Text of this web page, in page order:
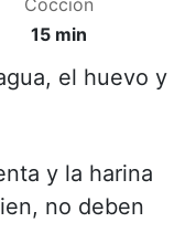
Cocción
15 min
el huevo y
y la harina
no deben